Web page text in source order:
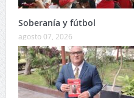
Soberanía y fútbol
agosto 07, 2026